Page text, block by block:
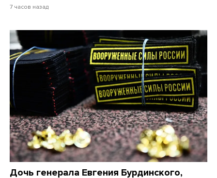
7 часов назад
Дочь генерала Евгения Бурдинского,